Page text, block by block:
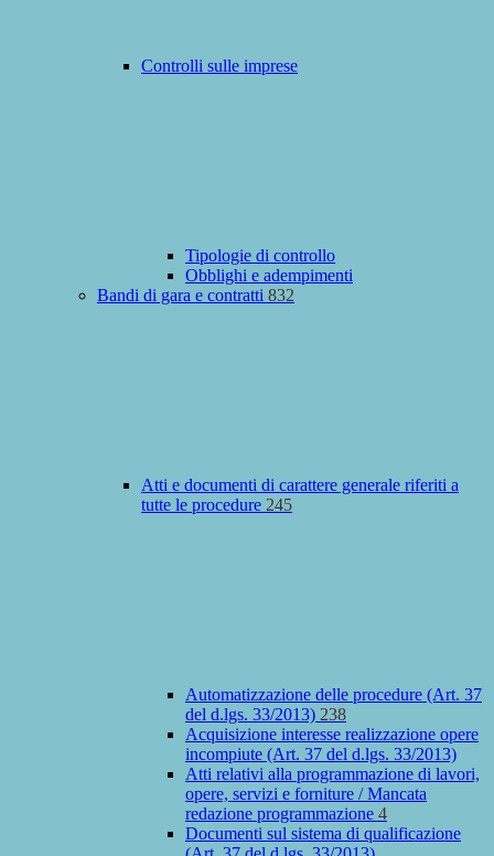
Controlli sulle imprese
Tipologie di controllo
Obblighi e adempimenti
Bandi di gara e contratti 832
Atti e documenti di carattere generale riferiti a
tutte le procedure 245
Automatizzazione delle procedure (Art. 37
del d.lgs. 33/2013) 238
Acquisizione interesse realizzazione opere
incompiute (Art. 37 del d.lgs. 33/2013)
Atti relativi alla programmazione di lavori,
opere, servizi e forniture / Mancata
redazione programmazione 4
Documenti sul sistema di qualificazione